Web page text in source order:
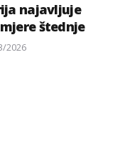
najavljuje
štednje
2026